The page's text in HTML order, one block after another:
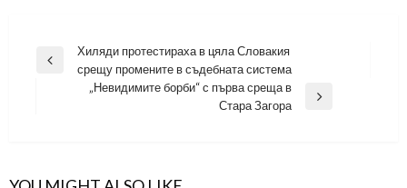
Навигация
Previous
Хиляди протестираха в цяла Словакия
срещу промените в съдебната система
„Невидимите борби“ с първа среща в
Стара Загора